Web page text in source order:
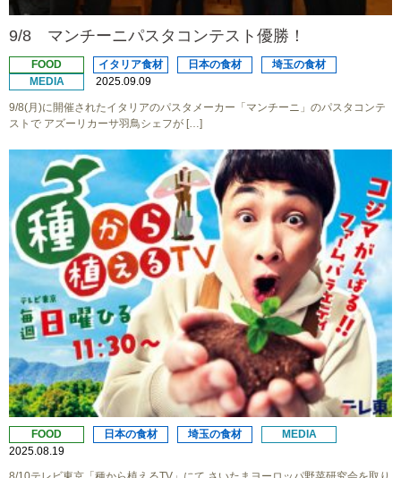
9/8 マンチーニパスタコンテスト優勝！
FOOD イタリア食材 日本の食材
埼玉の食材
MEDIA
2025.09.09
9/8(月)に開催されたイタリアのパスタメーカー「マンチーニ」のパスタコンテ
ストで アズーリカーサ羽鳥シェフが […]
FOOD 日本の食材 埼玉の食材
MEDIA
2025.08.19